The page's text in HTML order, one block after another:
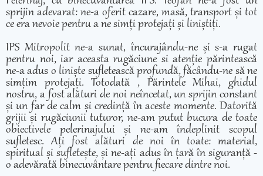
sprijin adevarat: ne-a oferit cazare, masă, transport și tot
ce era nevoie pentru a ne simți protejați și liniștiți.
IPS Mitropolit ne-a sunat, încurajându-ne și s-a rugat
pentru noi, iar aceasta rugăciune si atenție părintească
ne-a adus o liniște sufletească profundă, făcându-ne să ne
simțim protejați. Totodată , Părintele Mihai, ghidul
nostru, a fost alături de noi neîncetat, un sprijin constant
și un far de calm și credință în aceste momente. Datorită
grijii și rugăciunii tuturor, ne-am putut bucura de toate
obiectivele pelerinajului și ne-am îndeplinit scopul
sufletesc. Ați fost alături de noi în toate: material,
spiritual și sufletește, și ne-ați adus în țară în siguranță -
o adevărată binecuvântare pentru fiecare dintre noi.